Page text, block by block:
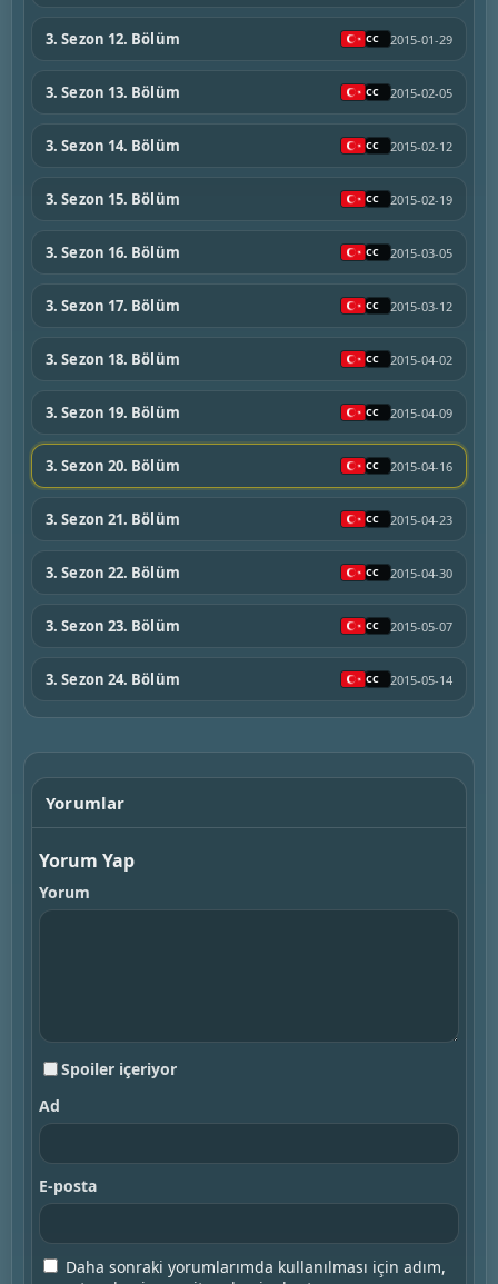
3. Sezon 12. Bölüm 2015-01-29
3. Sezon 13. Bölüm 2015-02-05
3. Sezon 14. Bölüm 2015-02-12
3. Sezon 15. Bölüm 2015-02-19
3. Sezon 16. Bölüm 2015-03-05
3. Sezon 17. Bölüm 2015-03-12
3. Sezon 18. Bölüm 2015-04-02
3. Sezon 19. Bölüm 2015-04-09
3. Sezon 20. Bölüm 2015-04-16
3. Sezon 21. Bölüm 2015-04-23
3. Sezon 22. Bölüm 2015-04-30
3. Sezon 23. Bölüm 2015-05-07
3. Sezon 24. Bölüm 2015-05-14
Yorumlar
Yorum Yap
Yorum
Spoiler içeriyor
Ad
E-posta
Daha sonraki yorumlarımda kullanılması için adım,